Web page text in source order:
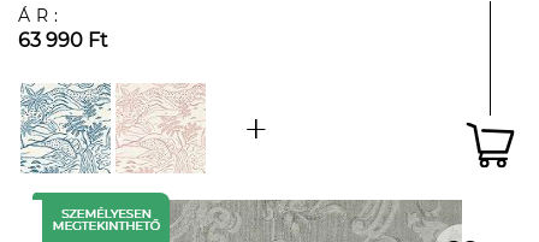
ÁR:
63 990 Ft